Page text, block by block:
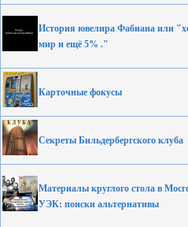
История ювелира Фабиана или
мир и ещё 5% ."
Карточные фокусы
Секреты Бильдербергского клуба
Материалы круглого стола в
УЭК: поиски альтернативы